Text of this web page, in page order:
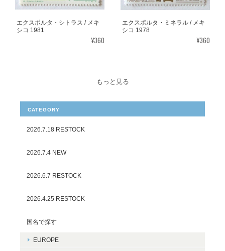
エクスポルタ・シトラス / メキ
シコ 1981
¥360
エクスポルタ・ミネラル / メキ
シコ 1978
¥360
もっと見る
CATEGORY
2026.7.18 RESTOCK
2026.7.4 NEW
2026.6.7 RESTOCK
2026.4.25 RESTOCK
国名で探す
EUROPE